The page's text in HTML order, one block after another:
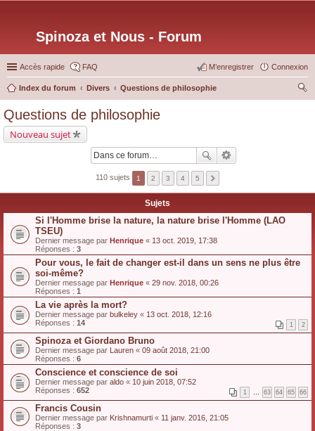
Spinoza et Nous - Forum
Accès rapide FAQ Connexion
M’enregistrer
Index du forum Divers
Questions de philosophie
Questions de philosophie
Nouveau sujet
110 sujets 1 2 3 4 5
Sujets
Si l'Homme brise la nature, la nature brise l'Homme (LAO
TSEU)
Dernier message par Henrique « 13 oct. 2019, 17:38
Réponses : 3
Pour vous, le fait de changer est-il dans un sens ne plus être
soi-même?
Dernier message par Henrique « 29 nov. 2018, 00:26
Réponses : 1
La vie après la mort?
Dernier message par bulkeley « 13 oct. 2018, 12:16
Réponses : 14 1 2
Spinoza et Giordano Bruno
Dernier message par Lauren « 09 août 2018, 21:00
Réponses : 6
Conscience et conscience de soi
Dernier message par aldo « 10 juin 2018, 07:52
Réponses : 652 1 … 63 64 65 66
Francis Cousin
Dernier message par Krishnamurti « 11 janv. 2016, 21:05
Réponses : 3